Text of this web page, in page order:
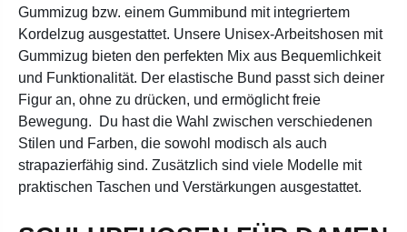
Gummizug bzw. einem Gummibund mit integriertem
Kordelzug ausgestattet. Unsere Unisex-Arbeitshosen mit
Gummizug bieten den perfekten Mix aus Bequemlichkeit
und Funktionalität. Der elastische Bund passt sich deiner
Figur an, ohne zu drücken, und ermöglicht freie
Bewegung.
Du hast die Wahl zwischen verschiedenen
Stilen und Farben, die sowohl modisch als auch
strapazierfähig sind. Zusätzlich sind viele Modelle mit
praktischen Taschen und Verstärkungen ausgestattet.